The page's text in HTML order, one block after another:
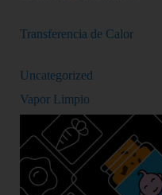
Transferencia de Calor
Uncategorized
Vapor Limpio